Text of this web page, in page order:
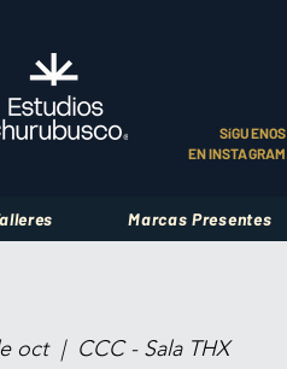
SíGUENOS
EN INSTAGRAM
Marcas Presentes
oct
  |
CCC - Sala THX